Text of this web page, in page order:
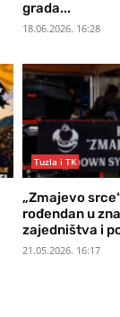
grada...
18.06.2026. 16:28
Tuzla i TK
„Zmajevo
rođendan u
zajedništva i
21.05.2026. 16:17